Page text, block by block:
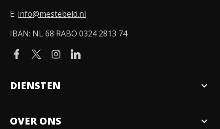
E: info@mestebeld.nl
IBAN: NL 68 RABO 0324 2813 74
DIENSTEN expand_more
OVER ONS expand_more